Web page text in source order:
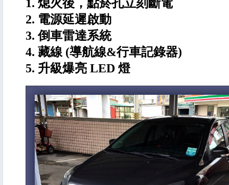
1. 熄火後，點菸孔立刻斷電
2. 電源延遲啟動
3. 倒車雷達系統
4. 藏線 (導航線&行車記錄器)
5. 升級爆亮 LED 燈